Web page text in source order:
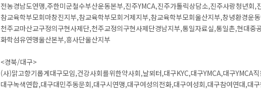
전농경남도연맹,주한미군철수부산운동본부,진주YMCA,진주가톨릭상담소,진주사랑청년회,
참교육학부모회마창진지부,참교육학부모회거제지부,참교육학부모회울산지부,창녕환경운
천주교마산교구정의구현사제단,천주교정의구현사제단경남지부,통일자료실,통일촌,현대중
화학섬유연맹울산본부,흥사단울산지부
<경북/대구>
(사)맑고향기롭게대구모임,건강사회를위한약사회,날뫼터,대구KYC,대구YMCA,대구YMCA
대구녹색연합,대구대민주동문회,대구시연맹,대구여성의전화,대구여성회,대구참여연대,대